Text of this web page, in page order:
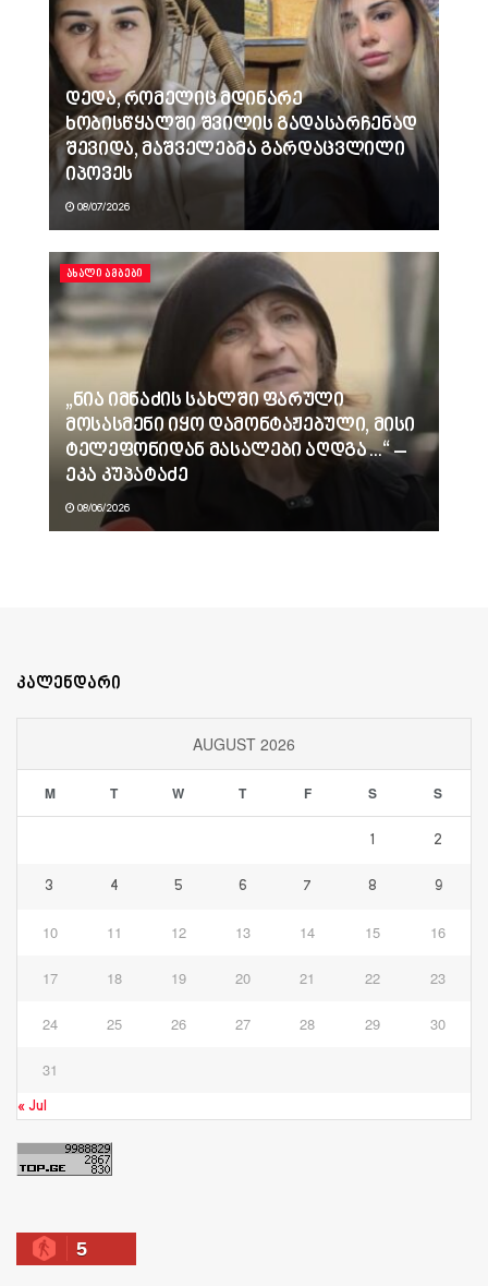
დედა, რომელიც მდინარე
ხობისწყალში შვილის გადასარჩენად
შევიდა, მაშველებმა გარდაცვლილი
იპოვეს
08/07/2026
ᲐᲮᲐᲚᲘ ᲐᲛᲑᲔᲑᲘ
„ნია იმნაძის სახლში ფარული
მოსასმენი იყო დამონტაჟებული, მისი
ტელეფონიდან მასალები აღდგა…“ –
ეკა კუპატაძე
08/06/2026
კალენდარი
AUGUST 2026
M T W T F S S
1 2
3 4 5 6 7 8 9
10 11 12 13 14 15 16
17 18 19 20 21 22 23
24 25 26 27 28 29 30
31
« Jul
5